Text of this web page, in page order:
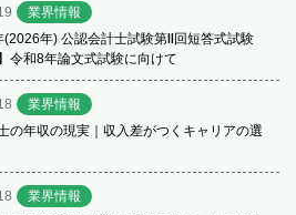
業界情報
(2026年) 公認会計士試験第Ⅱ回短答式試験
令和8年論文式試験に向けて
業界情報
の年収の現実｜収入差がつくキャリアの選
業界情報